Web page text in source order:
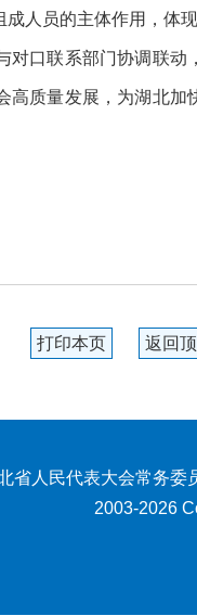
人员的主体作用，体
对口联系部门协调联
高质量发展，为湖北
打印本页 返回
省人民代表大会常务委
2003-2026